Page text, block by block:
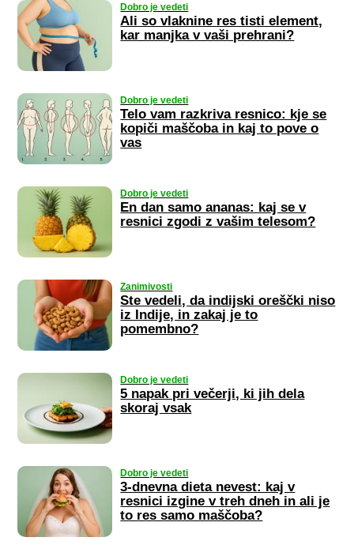
Dobro je vedeti
Ali so vlaknine res tisti element,
kar manjka v vaši prehrani?
Dobro je vedeti
Telo vam razkriva resnico: kje se
kopiči maščoba in kaj to pove o
vas
Dobro je vedeti
En dan samo ananas: kaj se v
resnici zgodi z vašim telesom?
Zanimivosti
Ste vedeli, da indijski oreščki niso
iz Indije, in zakaj je to
pomembno?
Dobro je vedeti
5 napak pri večerji, ki jih dela
skoraj vsak
Dobro je vedeti
3-dnevna dieta nevest: kaj v
resnici izgine v treh dneh in ali je
to res samo maščoba?